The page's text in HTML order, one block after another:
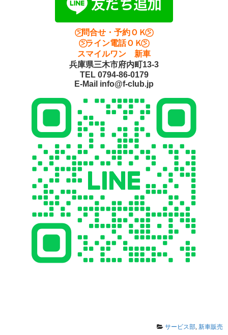
⍩⃝問合せ・予約ＯＫ⍩⃝
⍩⃝ライン電話ＯＫ⍩⃝
スマイルワン 新車
兵庫県三木市府内町13-3
TEL 0794-86-0179
E-Mail info@f-club.jp
サービス部 新車販売